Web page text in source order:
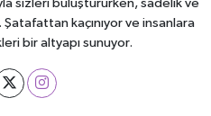
sizleri buluştururken, sadelik ve
kaçınıyor ve insanlara
bir altyapı sunuyor.